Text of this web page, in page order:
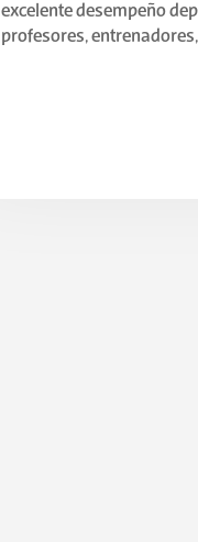
excelente desempeño
profesores,